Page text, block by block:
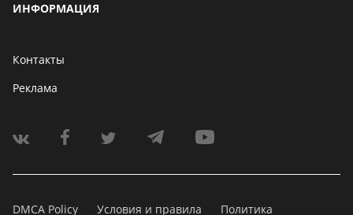
ИНФОРМАЦИЯ
Контакты
Реклама
DMCA Policy Условия и правила Политика